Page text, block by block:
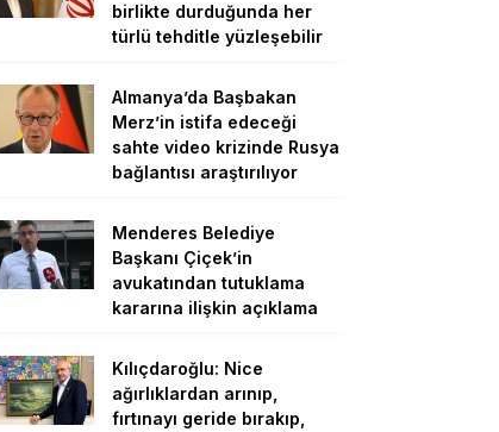
birlikte durduğunda her
türlü tehditle yüzleşebilir
Almanya’da Başbakan
Merz’in istifa edeceği
sahte video krizinde Rusya
bağlantısı araştırılıyor
Menderes Belediye
Başkanı Çiçek’in
avukatından tutuklama
kararına ilişkin açıklama
Kılıçdaroğlu: Nice
ağırlıklardan arınıp,
fırtınayı geride bırakıp,